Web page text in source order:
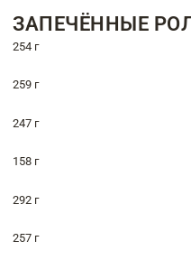
ЗАПЕЧЁННЫЕ
254 г
259 г
247 г
158 г
292 г
257 г